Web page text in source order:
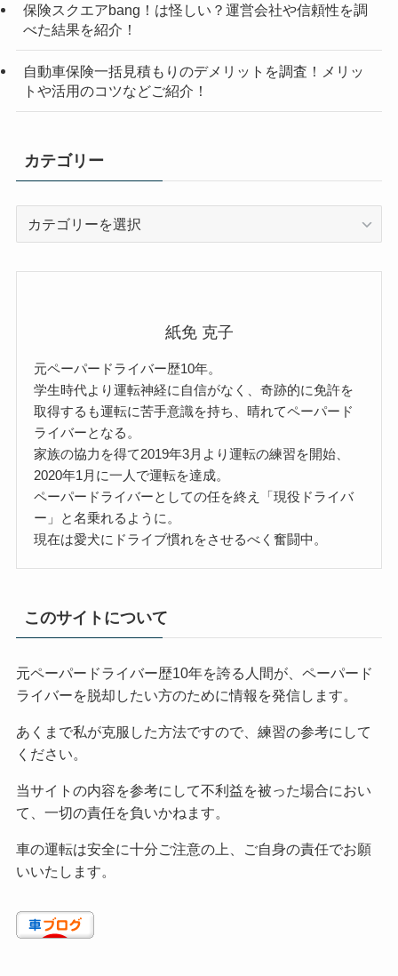
保険スクエアbang！は怪しい？運営会社や信頼性を調
べた結果を紹介！
自動車保険一括見積もりのデメリットを調査！メリッ
トや活用のコツなどご紹介！
カテゴリー
紙免 克子
元ペーパードライバー歴10年。
学生時代より運転神経に自信がなく、奇跡的に免許を
取得するも運転に苦手意識を持ち、晴れてペーパード
ライバーとなる。
家族の協力を得て2019年3月より運転の練習を開始、
2020年1月に一人で運転を達成。
ペーパードライバーとしての任を終え「現役ドライバ
ー」と名乗れるように。
現在は愛犬にドライブ慣れをさせるべく奮闘中。
このサイトについて
元ペーパードライバー歴10年を誇る人間が、ペーパード
ライバーを脱却したい方のために情報を発信します。
あくまで私が克服した方法ですので、練習の参考にして
ください。
当サイトの内容を参考にして不利益を被った場合におい
て、一切の責任を負いかねます。
車の運転は安全に十分ご注意の上、ご自身の責任でお願
いいたします。